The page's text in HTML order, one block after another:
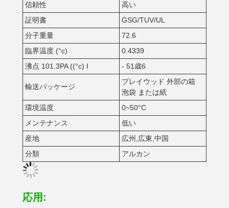
信頼性
高い
証明書
GSG/TUV/UL
分子重量
72.6
臨界温度 (°c)
0.4339
沸点 101.3PA ((°c) I
- 51歳6
輸送パッケージ
プレイウッド 外部の箱
泡袋 または紙
環境温度
0~50°C
メンテナンス
低い
産地
広州,広東,中国
分類
アルカン
応用: